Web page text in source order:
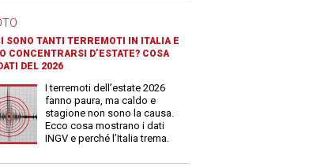
SONO TANTI TERREMOTI IN ITALIA E
CONCENTRARSI D’ESTATE? COSA
DEL 2026
I terremoti dell’estate 2026
fanno paura, ma caldo e
stagione non sono la causa.
Ecco cosa mostrano i dati
INGV e perché l’Italia trema.